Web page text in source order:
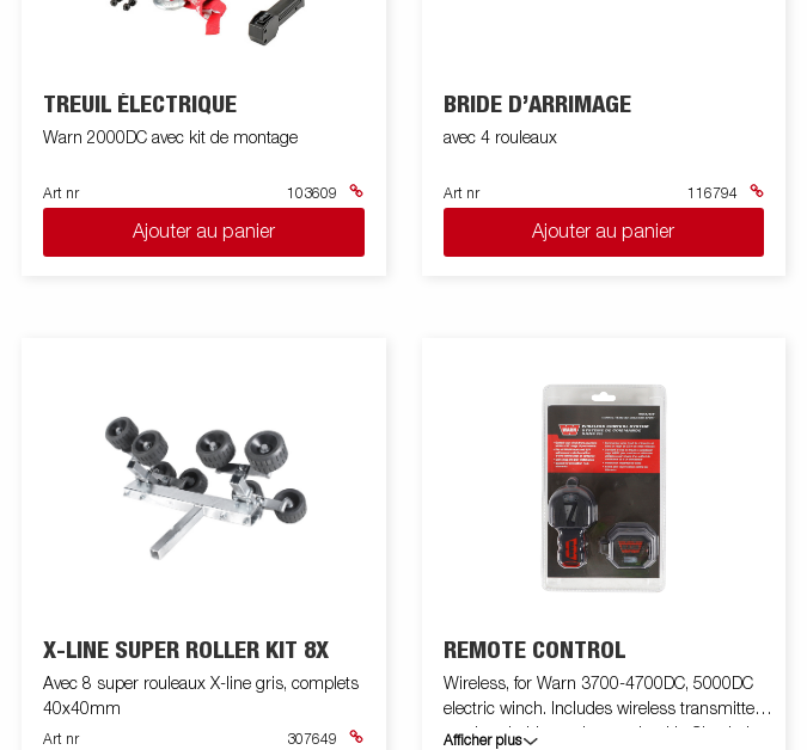
TREUIL ÉLECTRIQUE
Warn 2000DC avec kit de montage
Art nr 103609
Ajouter au panier
BRIDE D’ARRIMAGE
avec 4 rouleaux
Art nr 116794
Ajouter au panier
X-LINE SUPER ROLLER KIT 8X
Avec 8 super rouleaux X-line gris, complets
40x40mm
Art nr 307649
REMOTE CONTROL
Wireless, for Warn 3700-4700DC, 5000DC
electric winch. Includes wireless transmitter,
receiver, holder and mounting kit. Check the
Afficher plus